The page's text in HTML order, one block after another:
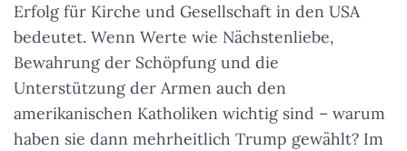
Erfolg für Kirche und Gesellschaft in den USA
bedeutet. Wenn Werte wie Nächstenliebe,
Bewahrung der Schöpfung und die
Unterstützung der Armen auch den
amerikanischen Katholiken wichtig sind – warum
haben sie dann mehrheitlich Trump gewählt? Im